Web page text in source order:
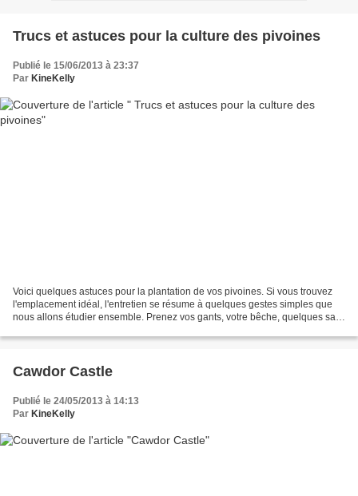
Trucs et astuces pour la culture des pivoines
Publié le 15/06/2013 à 23:37
Par KineKelly
Voici quelques astuces pour la plantation de vos pivoines. Si vous trouvez
l'emplacement idéal, l'entretien se résume à quelques gestes simples que
nous allons étudier ensemble. Prenez vos gants, votre bêche, quelques sacs
Cawdor Castle
Publié le 24/05/2013 à 14:13
Par KineKelly